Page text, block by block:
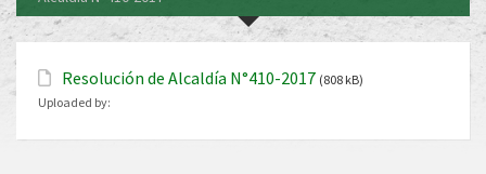
Resolución de Alcaldía N°410-2017 (808 kB)
Uploaded by: